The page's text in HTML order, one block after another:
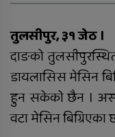
तुलसीपुर, ३१ जेठ ।
दाङको
डायलासिस मेसिन
हुन सकेको छैन ।
वटा मेसिन बिग्रिएका